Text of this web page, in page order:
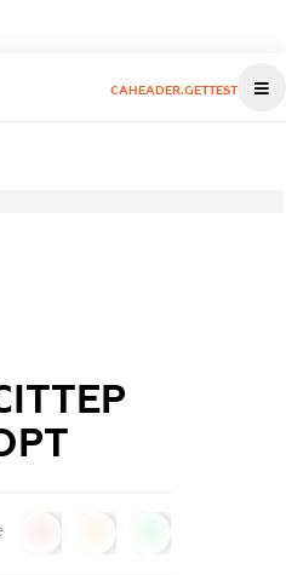
CAHEADER.GETTEST